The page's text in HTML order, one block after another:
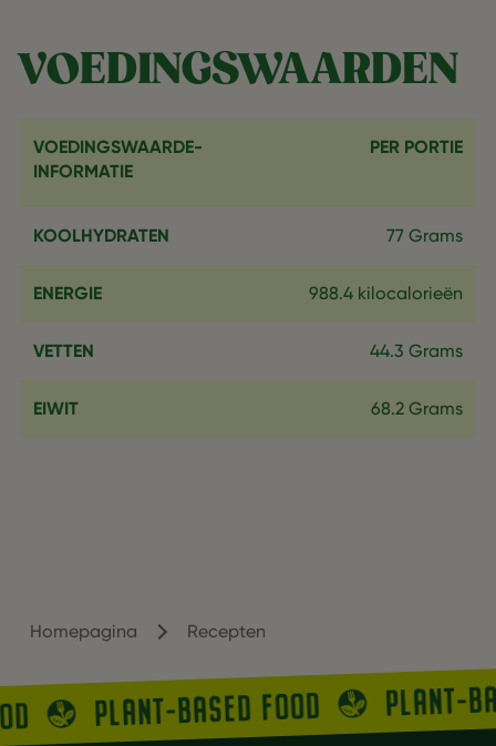
VOEDINGSWAARDEN
VOEDINGSWAARDE-
INFORMATIE
PER PORTIE
KOOLHYDRATEN 77 Grams
ENERGIE 988.4 kilocalorieën
VETTEN 44.3 Grams
EIWIT 68.2 Grams
Homepagina Recepten
PLANT-BASED FOOD PLANT-